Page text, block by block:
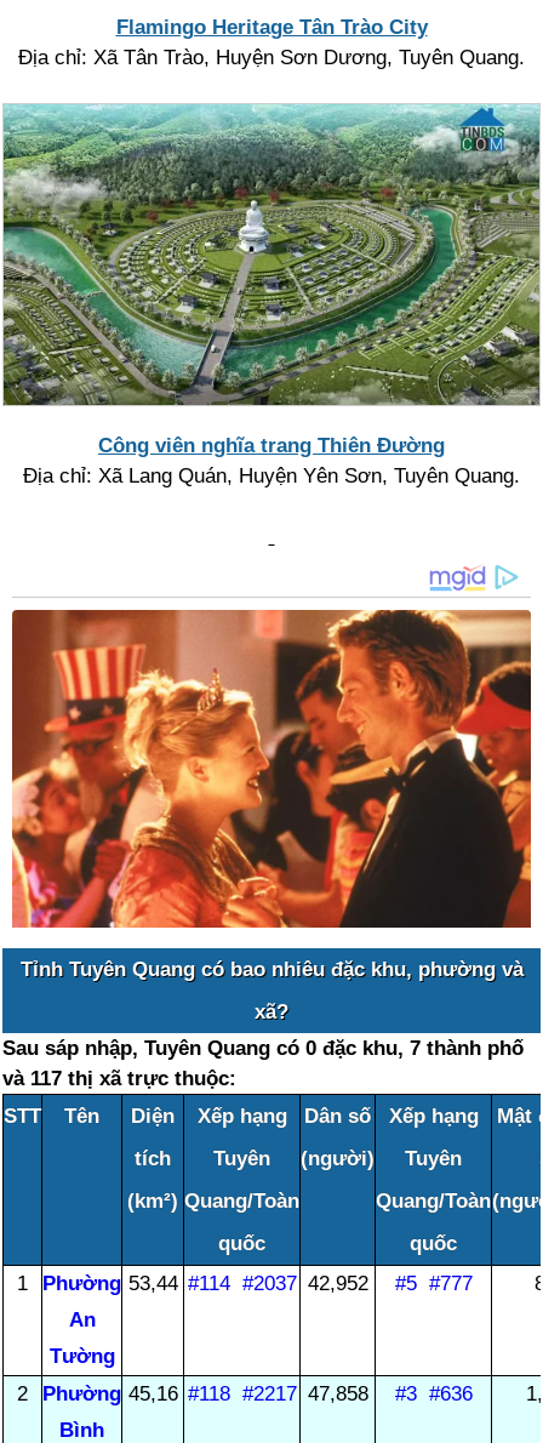
Flamingo Heritage Tân Trào City
Địa chỉ: Xã Tân Trào, Huyện Sơn Dương, Tuyên Quang.
Công viên nghĩa trang Thiên Đường
Địa chỉ: Xã Lang Quán, Huyện Yên Sơn, Tuyên Quang.
Tỉnh Tuyên Quang có bao nhiêu đặc khu, phường và
xã?
Sau sáp nhập, Tuyên Quang có 0 đặc khu, 7 thành phố
và 117 thị xã trực thuộc:
STT
Tên
Diện
tích
(km²)
Xếp hạng
Tuyên
Quang/Toàn
quốc
Dân số
(người)
Xếp hạng
Tuyên
Quang/Toàn
quốc
Mật
1
Phường
An
Tường
53,44 #114 #2037 42,952 #5 #777
2
Phường
Bình
45,16 #118 #2217 47,858 #3 #636